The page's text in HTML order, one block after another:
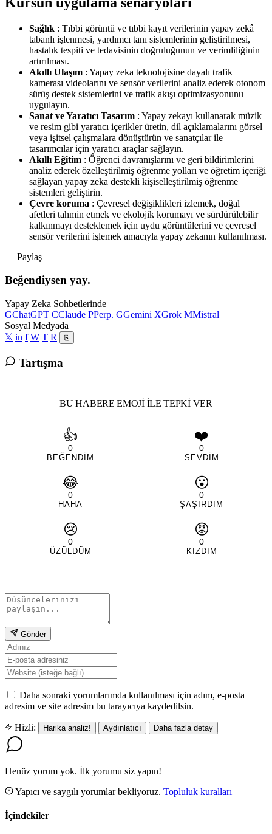
Sağlık : Tıbbi görüntü ve tıbbi kayıt verilerinin yapay zekâ
tabanlı işlenmesi, yardımcı tanı sistemlerinin geliştirilmesi,
hastalık tespiti ve tedavisinin doğruluğunun ve verimliliğinin
artırılması.
Akıllı Ulaşım : Yapay zeka teknolojisine dayalı trafik
kamerası videolarını ve sensör verilerini analiz ederek otonom
sürüş destek sistemlerini ve trafik akışı optimizasyonunu
uygulayın.
Sanat ve Yaratıcı Tasarım : Yapay zekayı kullanarak müzik
ve resim gibi yaratıcı içerikler üretin, dil açıklamalarını görsel
veya işitsel çalışmalara dönüştürün ve sanatçılar ile
tasarımcılar için yaratıcı araçlar sağlayın.
Akıllı Eğitim : Öğrenci davranışlarını ve geri bildirimlerini
analiz ederek özelleştirilmiş öğrenme yolları ve öğretim içeriği
sağlayan yapay zeka destekli kişiselleştirilmiş öğrenme
sistemleri geliştirin.
Çevre koruma : Çevresel değişiklikleri izlemek, doğal
afetleri tahmin etmek ve ekolojik korumayı ve sürdürülebilir
kalkınmayı desteklemek için uydu görüntülerini ve çevresel
sensör verilerini işlemek amacıyla yapay zekanın kullanılması.
— Paylaş
Beğendiysen yay.
Yapay Zeka Sohbetlerinde
GChatGPT CClaude PPerp. GGemini XGrok MMistral
Sosyal Medyada
𝕏 in f W T R ⎘
Tartışma
BU HABERE EMOJI ILE TEPKI VER
👍
0
BEĞENDIM
❤️
0
SEVDIM
😂
0
HAHA
😮
0
ŞAŞIRDIM
😢
0
ÜZÜLDÜM
😡
0
KIZDIM
Gönder
Daha sonraki yorumlarımda kullanılması için adım, e-posta
adresim ve site adresim bu tarayıcıya kaydedilsin.
Hizli: Harika analiz! Aydınlatıcı Daha fazla detay
Henüz yorum yok. İlk yorumu siz yapın!
Yapıcı ve saygılı yorumlar bekliyoruz. Topluluk kuralları
İçindekiler